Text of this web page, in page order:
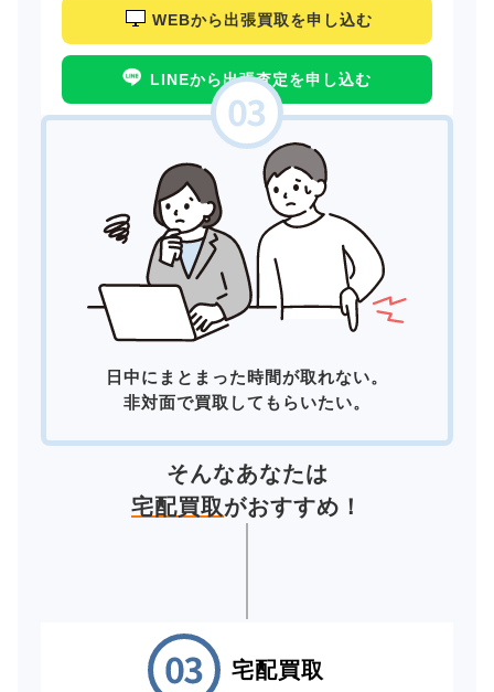
WEBから出張買取を申し込む
LINEから出張査定を申し込む
日中にまとまった時間が取れない。
非対面で買取してもらいたい。
そんなあなたは
宅配買取がおすすめ！
宅配買取